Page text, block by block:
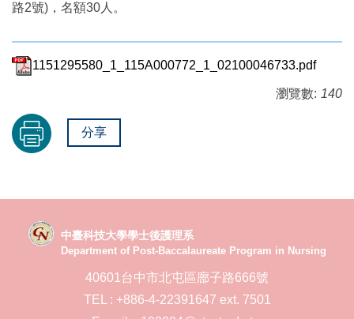
路2號)，名額30人。
1151295580_1_115A000772_1_02100046733.pdf
瀏覽數: 140
分享
中臺科技大學學士後護理系
Department of Post-Baccalaureate Program in Nursing
40601台中市北屯區廍子路666號
TEL : +886-4-22391647 ext. 7501